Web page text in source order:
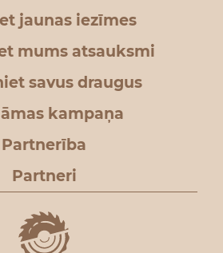
jaunas iezīmes
mums atsauksmi
savus draugus
kampaņa
Partnerība
Partneri